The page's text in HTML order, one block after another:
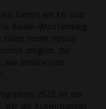
Camps am 19. und
Baden-Württemberg
findet hybrid
möglich. Die
alle Inhalte sind
2022 ist der
der die Auswirkungen